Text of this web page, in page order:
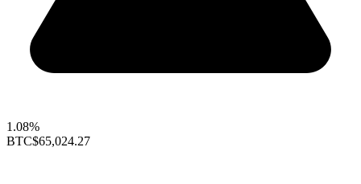
1.08%
BTC$65,024.27